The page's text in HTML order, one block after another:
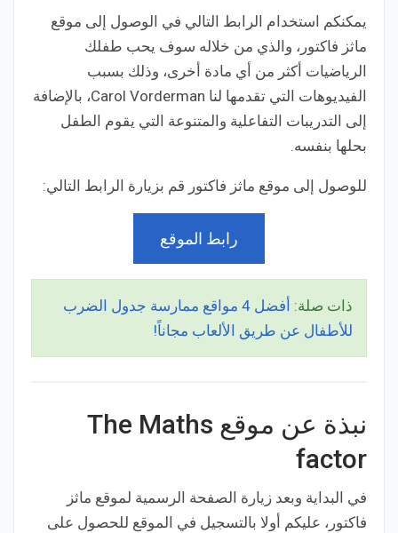
يمكنكم استخدام الرابط التالي في الوصول إلى موقع
ماثز فاكتور، والذي من خلاله سوف يحب طفلك
الرياضيات أكثر من أي مادة أخرى، وذلك بسبب
الفيديوهات التي تقدمها لنا Carol Vorderman، بالإضافة
إلى التدريبات التفاعلية والمتنوعة التي يقوم الطفل
بحلها بنفسه.
للوصول إلى موقع ماثز فاكتور قم بزيارة الرابط التالي:
رابط الموقع
ذات صلة:
أفضل 4 مواقع ممارسة جدول الضرب
للأطفال عن طريق الألعاب مجاناً!
نبذة عن موقع The Maths
factor
في البداية وبعد زيارة الصفحة الرسمية لموقع ماثز
فاكتور، عليكم أولا بالتسجيل في الموقع للحصول على